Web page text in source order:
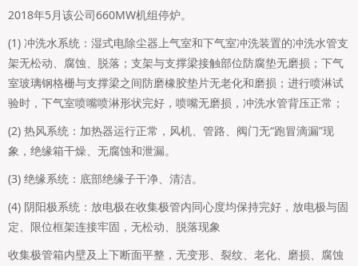
2018年5月该公司660MW机组停炉。
(1) 冲洗水系统：湿式电除尘器上气室和下气室冲洗装置的冲洗水管支
架无松动、腐蚀、脱落；支架与支撑梁接触部位防腐垫无磨损；下气
室玻璃钢格栅与支撑梁之间防磨橡胶垫片无老化和磨损；进行喷淋试
验时，下气室喷嘴喷淋形状完好，喷嘴无磨损，冲洗水管背压正常；
(2) 热风系统：加热器运行正常，风机、管路、阀门无“跑冒滴漏”现
象，绝缘箱干燥、无腐蚀和泄漏。
(3) 绝缘系统：底部绝缘子干净、清洁。
(4) 阴阳极系统：放电极在收集极管内同心度均保持完好，放电极与固
定、限位框架连接牢固，无松动、脱落现象
收集极管箱内壁及上下断面平整，无变形、裂纹、老化、磨损、腐蚀